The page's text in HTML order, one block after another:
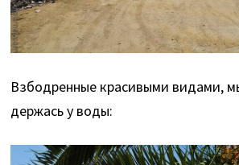
Взбодренные красивыми видами,
держась у воды: